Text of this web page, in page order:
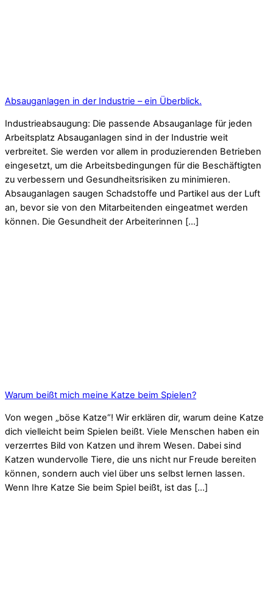
Absauganlagen in der Industrie – ein Überblick.
Industrieabsaugung: Die passende Absauganlage für jeden
Arbeitsplatz Absauganlagen sind in der Industrie weit
verbreitet. Sie werden vor allem in produzierenden Betrieben
eingesetzt, um die Arbeitsbedingungen für die Beschäftigten
zu verbessern und Gesundheitsrisiken zu minimieren.
Absauganlagen saugen Schadstoffe und Partikel aus der Luft
an, bevor sie von den Mitarbeitenden eingeatmet werden
können. Die Gesundheit der Arbeiterinnen […]
Warum beißt mich meine Katze beim Spielen?
Von wegen „böse Katze“! Wir erklären dir, warum deine Katze
dich vielleicht beim Spielen beißt. Viele Menschen haben ein
verzerrtes Bild von Katzen und ihrem Wesen. Dabei sind
Katzen wundervolle Tiere, die uns nicht nur Freude bereiten
können, sondern auch viel über uns selbst lernen lassen.
Wenn Ihre Katze Sie beim Spiel beißt, ist das […]